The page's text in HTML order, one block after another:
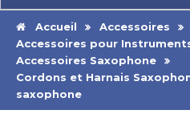
Accueil
Accessoires
Accessoires pour
Accessoires Saxophone
Cordons et Harnais
saxophone